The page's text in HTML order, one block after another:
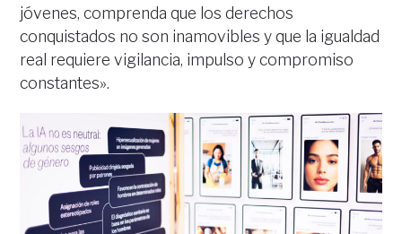
jóvenes, comprenda que los derechos
conquistados no son inamovibles y que la igualdad
real requiere vigilancia, impulso y compromiso
constantes».